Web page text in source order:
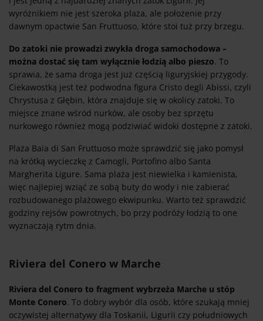
wyróżnikiem nie jest szeroka plaża, ale położenie przy
dawnym opactwie San Fruttuoso, które stoi tuż przy brzegu.
Do zatoki nie prowadzi zwykła droga samochodowa –
można dostać się tam wyłącznie łodzią albo pieszo. To
sprawia, że sama droga jest już częścią liguryjskiej przygody.
Ciekawostką jest też podwodna figura Cristo degli Abissi, czyli
Chrystusa z Głębin, która znajduje się w okolicy zatoki. To
miejsce znane wśród nurków, ale osoby bez sprzętu
nurkowego również mogą podziwiać widoki dostępne z zatoki.
Plaża Baia di San Fruttuoso może sprawdzić się jako pomysł
na krótką wycieczkę z Camogli, Portofino albo Santa
Margherita Ligure. Sama plaża jest niewielka i kamienista,
więc najlepiej wziąć ze sobą buty do wody i nie zabierać
rozbudowanego plażowego ekwipunku. Warto też sprawdzić
godziny rejsów powrotnych, bo przy podróży łodzią to one
wyznaczają rytm dnia.
Riviera del Conero w Marche
Riviera del Conero to fragment wybrzeża Marche u stóp
Monte Conero. To dobry wybór dla osób, które szukają mniej
oczywistej alternatywy dla Toskanii, Ligurii czy południowych